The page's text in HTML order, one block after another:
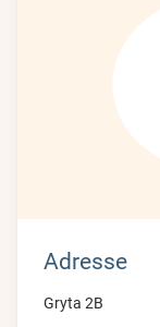
Adresse
Gryta 2B